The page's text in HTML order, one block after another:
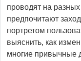
проводят на разных
предпочитают
портретом
выяснить, как
многие привычные